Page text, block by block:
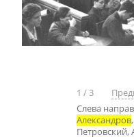
1 /3
Слева
Александров
Петровский,